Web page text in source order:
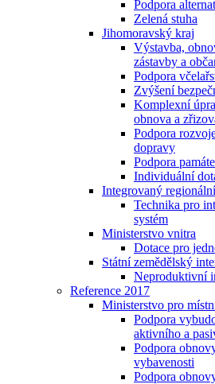
Podpora
Zelená stuha
Jihomoravský kraj
Výstavba,
zástavby a
Podpora
Zvýšení
Komplexní
obnova a
Podpora
dopravy
Podpora
Individuální
Integrovaný
Technika pro
systém
Ministerstvo vnitra
Dotace pro
Státní zemědělský
Neproduktivní
Reference 2017
Ministerstvo pro
Podpora
aktivního a
Podpora
vybavenosti
Podpora